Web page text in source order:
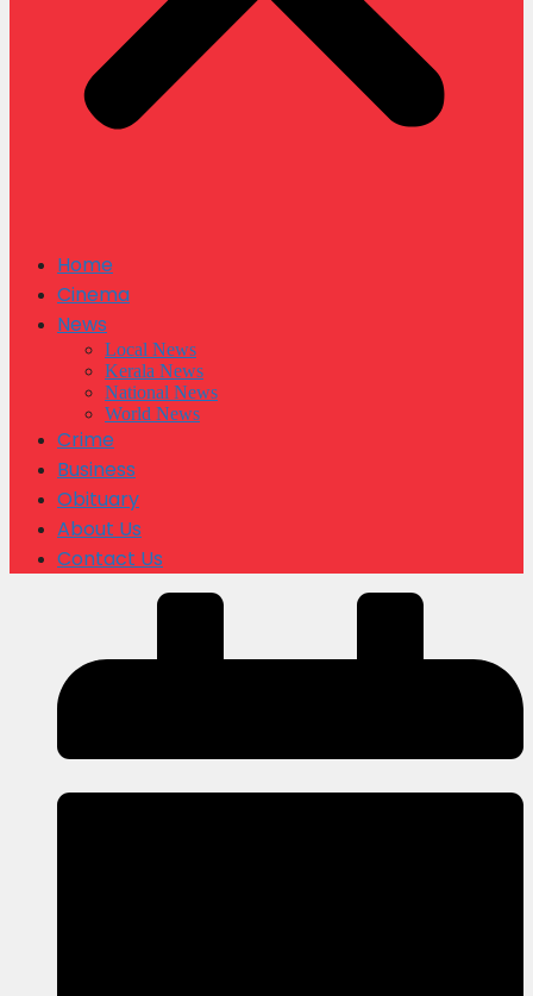
Home
Cinema
News
Local News
Kerala News
National News
World News
Crime
Business
Obituary
About Us
Contact Us